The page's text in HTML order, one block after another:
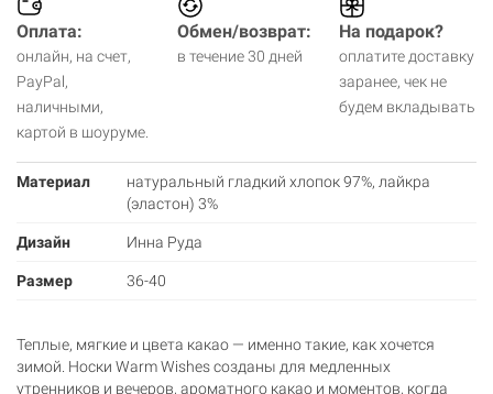
Оплата:
онлайн, на счет,
PayPal,
наличными,
картой в шоуруме.
Обмен/возврат:
в течение 30 дней
На подарок?
оплатите доставку
заранее, чек не
будем вкладывать
Материал
натуральный гладкий хлопок 97%, лайкра
(эластон) 3%
Дизайн Инна Руда
Размер 36-40
Теплые, мягкие и цвета какао — именно такие, как хочется
зимой. Носки Warm Wishes созданы для медленных
утренников и вечеров, ароматного какао и моментов, когда